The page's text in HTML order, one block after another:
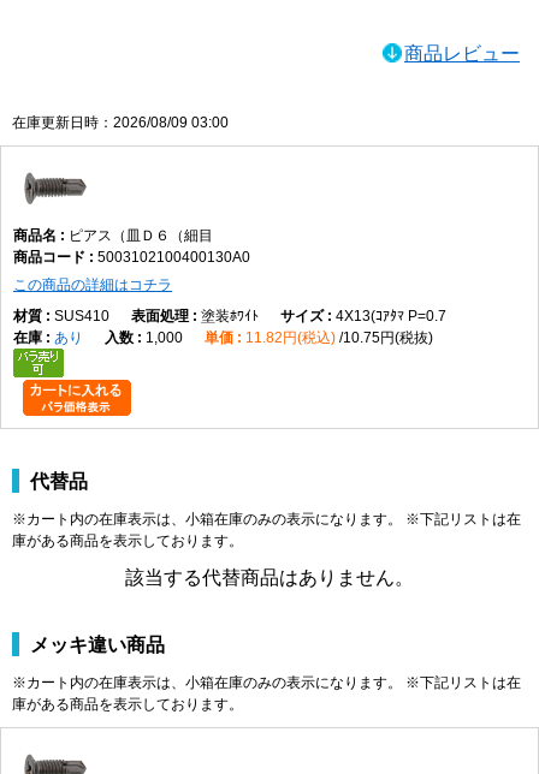
商品レビュー
在庫更新日時：2026/08/09 03:00
ピアス（皿Ｄ６（細目
5003102100400130A0
この商品の詳細はコチラ
SUS410
塗装ﾎﾜｲﾄ
4X13(ｺｱﾀﾏ P=0.7
あり
1,000 11.82円(税込) 10.75円(税抜)
代替品
※カート内の在庫表示は、小箱在庫のみの表示になります。 ※下記リストは在
庫がある商品を表示しております。
該当する代替商品はありません。
メッキ違い商品
※カート内の在庫表示は、小箱在庫のみの表示になります。 ※下記リストは在
庫がある商品を表示しております。